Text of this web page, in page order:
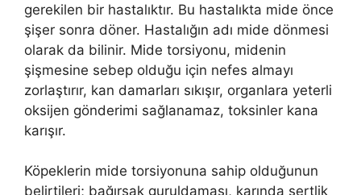
gerekilen bir hastalıktır. Bu hastalıkta mide önce
şişer sonra döner. Hastalığın adı mide dönmesi
olarak da bilinir. Mide torsiyonu, midenin
şişmesine sebep olduğu için nefes almayı
zorlaştırır, kan damarları sıkışır, organlara yeterli
oksijen gönderimi sağlanamaz, toksinler kana
karışır.
Köpeklerin mide torsiyonuna sahip olduğunun
belirtileri; bağırsak guruldaması, karında sertlik